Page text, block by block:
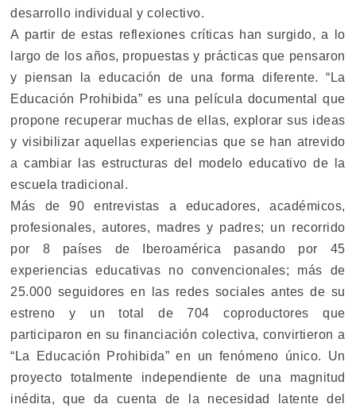
desarrollo individual y colectivo.
A partir de estas reflexiones críticas han surgido, a lo
largo de los años, propuestas y prácticas que pensaron
y piensan la educación de una forma diferente. “La
Educación Prohibida” es una película documental que
propone recuperar muchas de ellas, explorar sus ideas
y visibilizar aquellas experiencias que se han atrevido
a cambiar las estructuras del modelo educativo de la
escuela tradicional.
Más de 90 entrevistas a educadores, académicos,
profesionales, autores, madres y padres; un recorrido
por 8 países de Iberoamérica pasando por 45
experiencias educativas no convencionales; más de
25.000 seguidores en las redes sociales antes de su
estreno y un total de 704 coproductores que
participaron en su financiación colectiva, convirtieron a
“La Educación Prohibida” en un fenómeno único. Un
proyecto totalmente independiente de una magnitud
inédita, que da cuenta de la necesidad latente del